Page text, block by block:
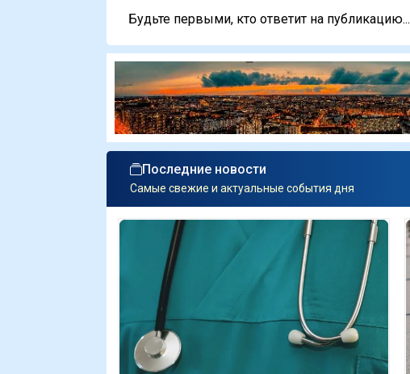
Будьте первыми, кто ответит на публикацию...
Последние новости
Самые свежие и актуальные события дня